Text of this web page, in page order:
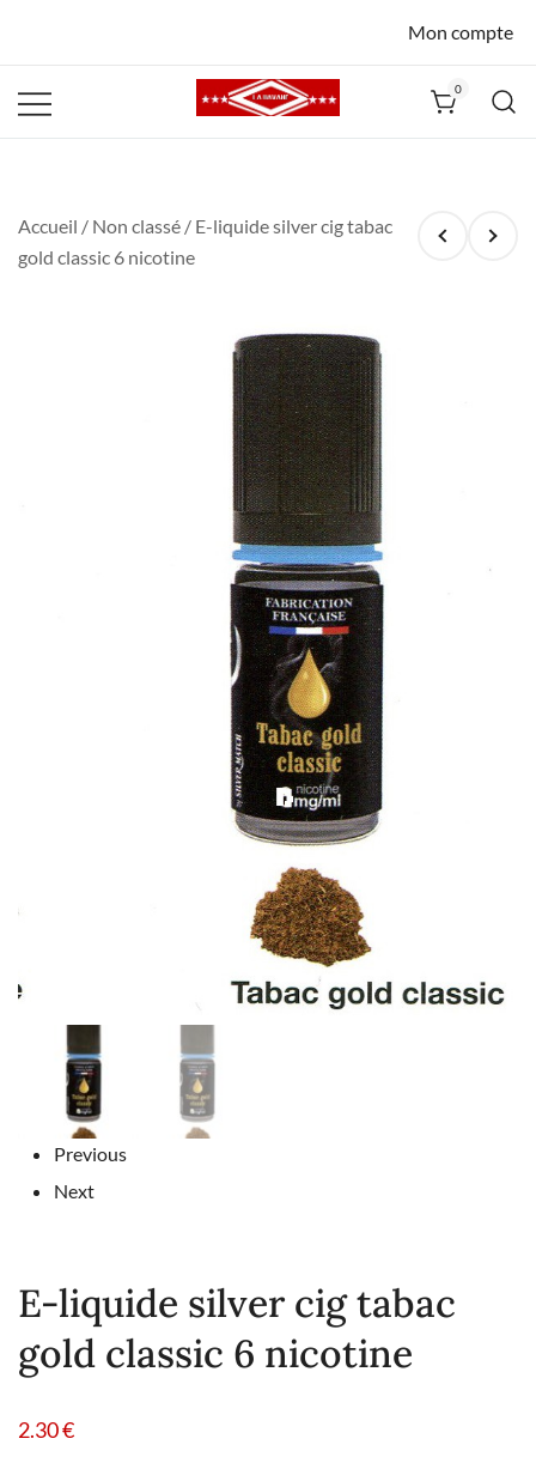
Mon compte
0
Accueil / Non classé / E-liquide silver cig tabac
gold classic 6 nicotine
Previous
Next
E-liquide silver cig tabac
gold classic 6 nicotine
2.30€